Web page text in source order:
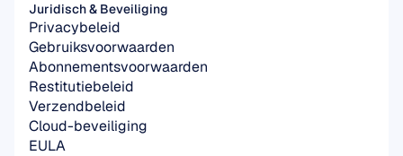
Juridisch & Beveiliging
Privacybeleid
Gebruiksvoorwaarden
Abonnementsvoorwaarden
Restitutiebeleid
Verzendbeleid
Cloud-beveiliging
EULA